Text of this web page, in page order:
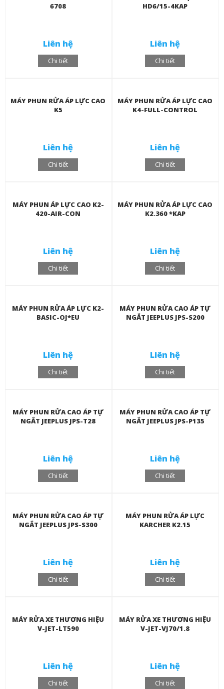
6708
Liên hệ
Chi tiết
HD6/15-4KAP
Liên hệ
Chi tiết
MÁY PHUN RỬA ÁP LỰC CAO
K5
Liên hệ
Chi tiết
MÁY PHUN RỬA ÁP LỰC CAO
K4-FULL-CONTROL
Liên hệ
Chi tiết
MÁY PHUN ÁP LỰC CAO K2-
420-AIR-CON
Liên hệ
Chi tiết
MÁY PHUN RỬA ÁP LỰC CAO
K2.360 *KAP
Liên hệ
Chi tiết
MÁY PHUN RỬA ÁP LỰC K2-
BASIC-OJ*EU
Liên hệ
Chi tiết
MÁY PHUN RỬA CAO ÁP TỰ
NGẮT JEEPLUS JPS-S200
Liên hệ
Chi tiết
MÁY PHUN RỬA CAO ÁP TỰ
NGẮT JEEPLUS JPS-T28
Liên hệ
Chi tiết
MÁY PHUN RỬA CAO ÁP TỰ
NGẮT JEEPLUS JPS-P135
Liên hệ
Chi tiết
MÁY PHUN RỬA CAO ÁP TỰ
NGẮT JEEPLUS JPS-S300
Liên hệ
Chi tiết
MÁY PHUN RỬA ÁP LỰC
KARCHER K2.15
Liên hệ
Chi tiết
MÁY RỬA XE THƯƠNG HIỆU
V-JET-LT590
Liên hệ
Chi tiết
MÁY RỬA XE THƯƠNG HIỆU
V-JET-VJ70/1.8
Liên hệ
Chi tiết